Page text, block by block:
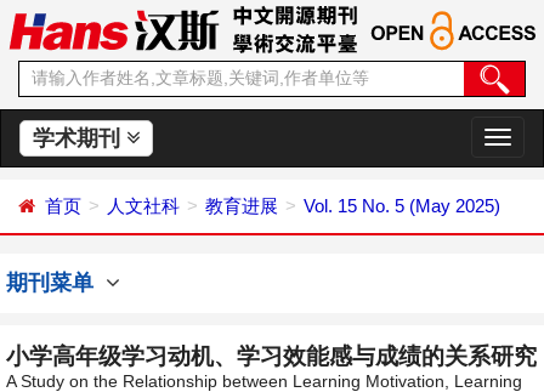
学术期刊
切
换
航
首页 人文社科 教育进展 Vol. 15 No. 5 (May 2025)
期刊菜单
小学高年级学习动机、学习效能感与成绩的关系研究
A Study on the Relationship between Learning Motivation, Learning